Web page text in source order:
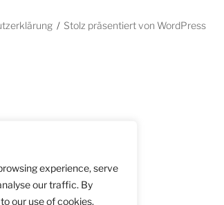
experience, serve
our traffic. By
our use of cookies.
Stolz präsentiert von WordPress